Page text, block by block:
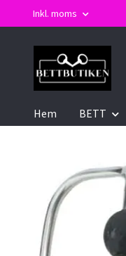
Inkl. moms
Hem BETT